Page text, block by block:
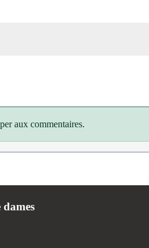
aux commentaires.